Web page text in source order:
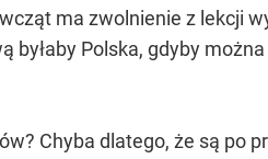
ma zwolnienie z lekcji
byłaby Polska, gdyby
Chyba dlatego, że są po